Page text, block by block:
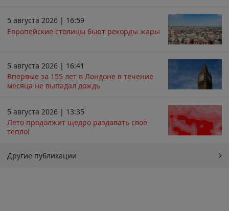
5 августа 2026 | 16:59
Европейские столицы бьют рекорды жары
5 августа 2026 | 16:41
Впервые за 155 лет в Лондоне в течение
месяца не выпадал дождь
5 августа 2026 | 13:35
Лето продолжит щедро раздавать своё
тепло!
Другие публикации